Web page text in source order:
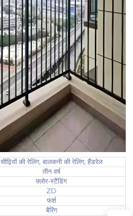
सीढ़ियों की रेलिंग, बालकनी की रेलिंग, हैंडरेल
तीन वर्ष
फ़्लोर-स्टैंडिंग
ZD
फर्श
बैरिंग